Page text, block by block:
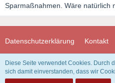
Sparmaßnahmen. Wäre natürlich
Datenschutzerklärung Kontakt
Community-Software:
Diese Seite verwendet Cookies. Durch
sich damit einverstanden, dass wir